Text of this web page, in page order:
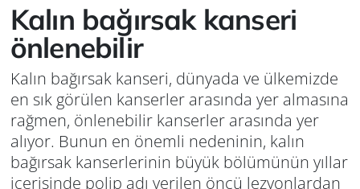
Kalın bağırsak kanseri
önlenebilir
Kalın bağırsak kanseri, dünyada ve ülkemizde
en sık görülen kanserler arasında yer almasına
rağmen, önlenebilir kanserler arasında yer
alıyor. Bunun en önemli nedeninin, kalın
bağırsak kanserlerinin büyük bölümünün yıllar
içerisinde polip adı verilen öncü lezyonlardan